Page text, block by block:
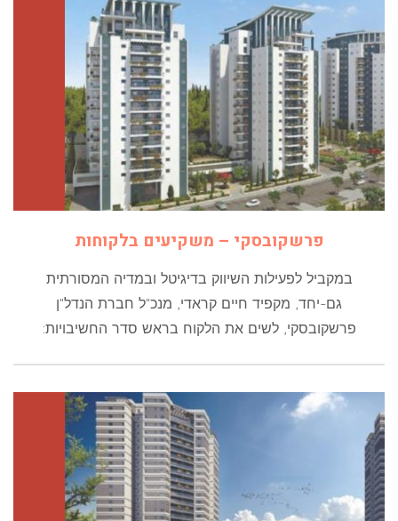
פרשקובסקי – משקיעים בלקוחות
במקביל לפעילות השיווק בדיגיטל ובמדיה המסורתית
גם-יחד, מקפיד חיים קראדי, מנכ"ל חברת הנדל"ן
פרשקובסקי, לשים את הלקוח בראש סדר החשיבויות: